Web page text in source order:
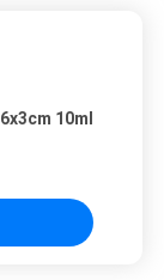
10ml